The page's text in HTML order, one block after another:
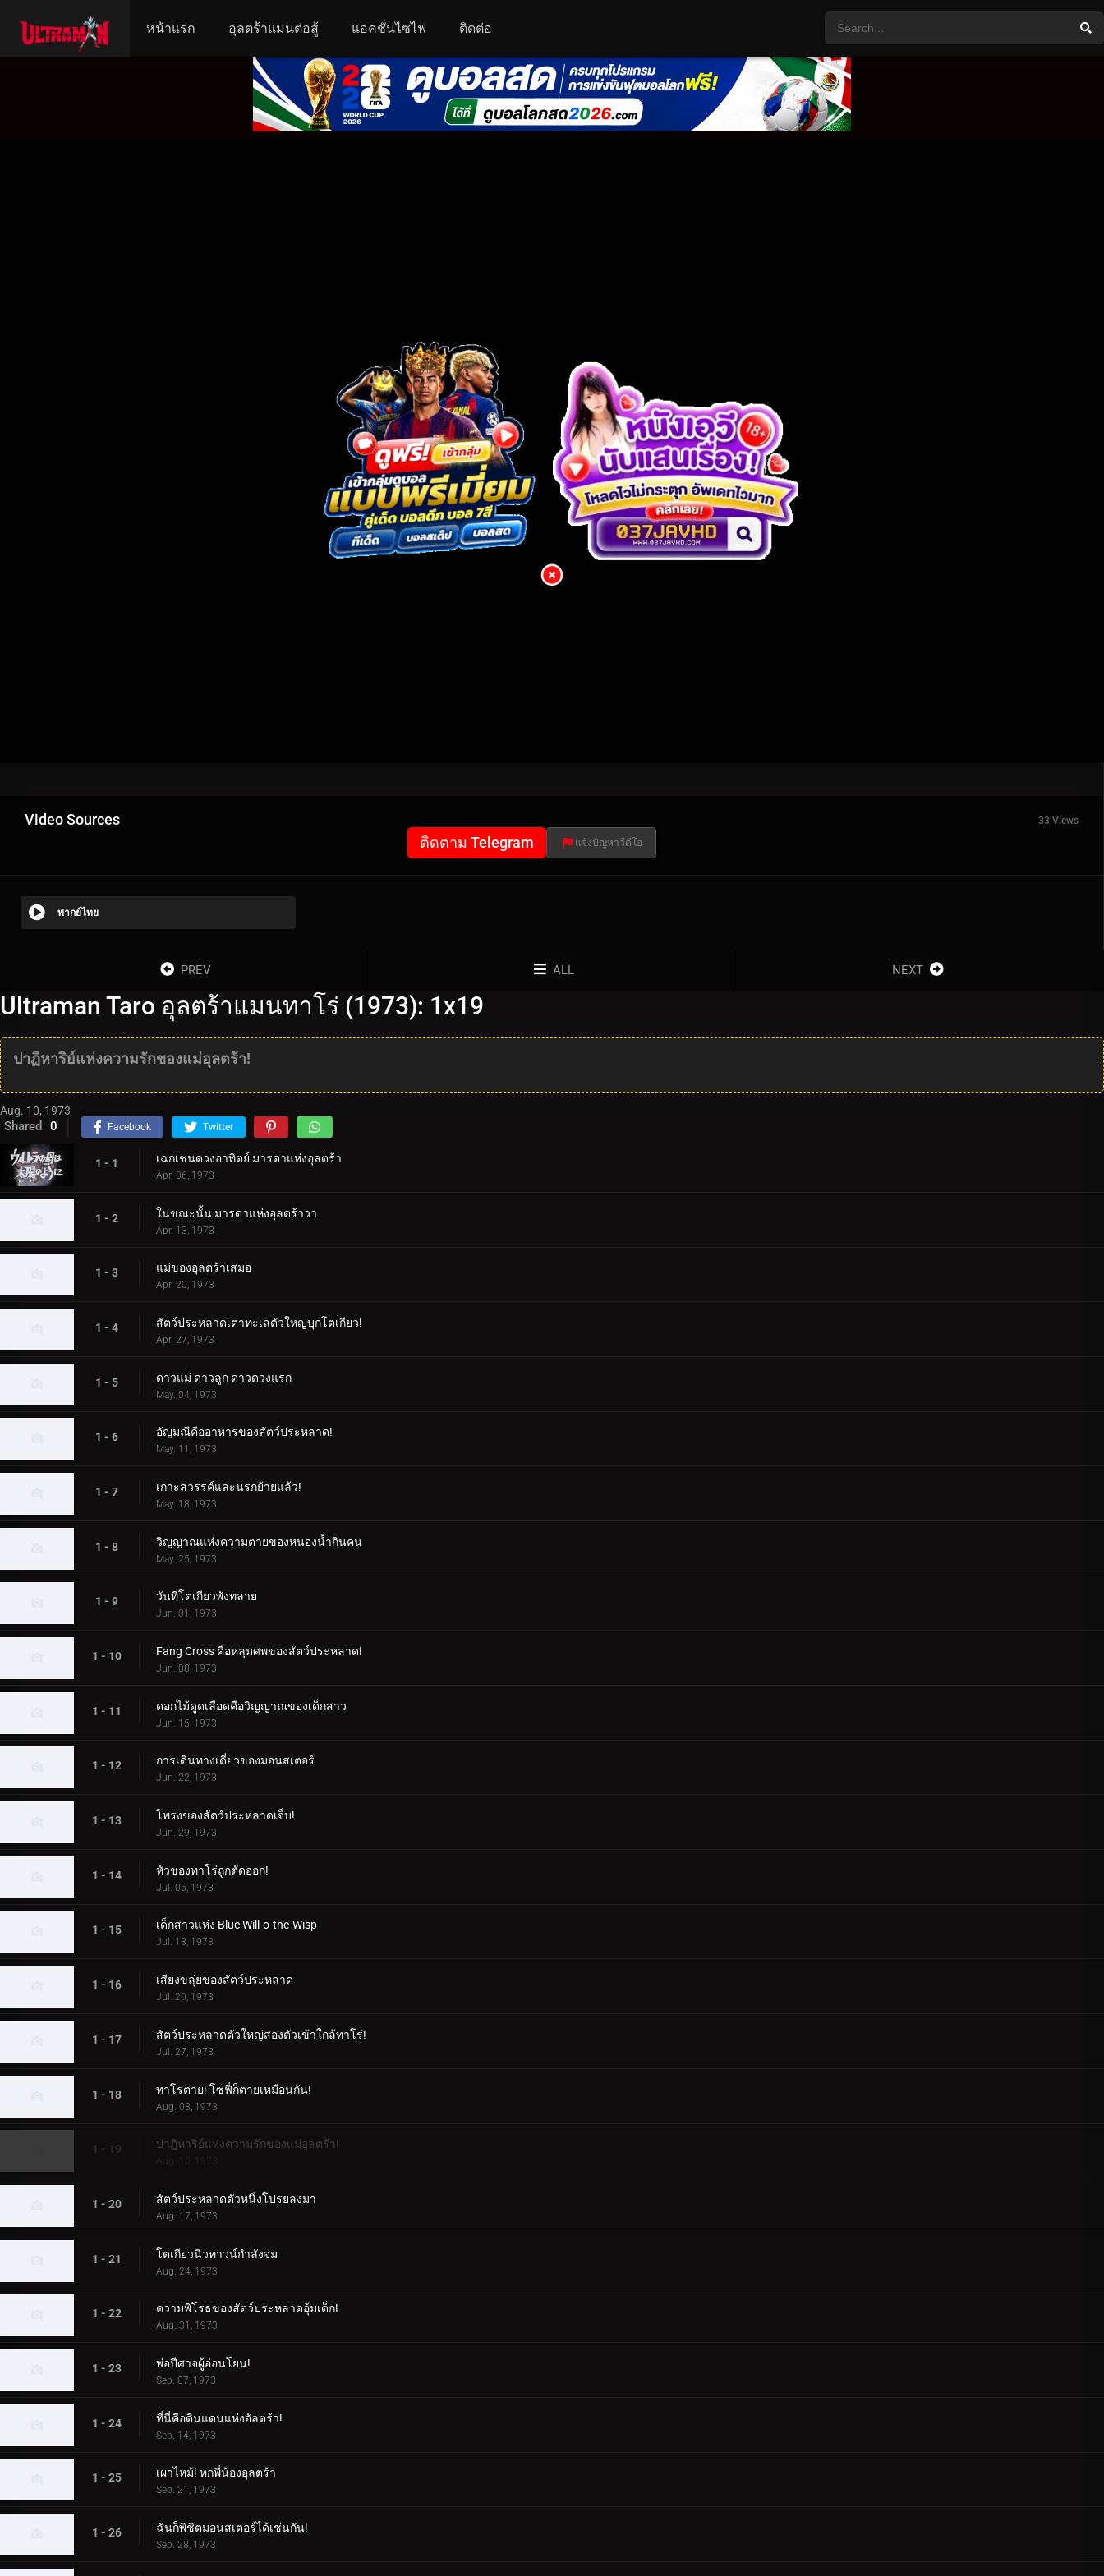
หน้าแรก อุลตร้าแมนต่อสู้ แอคชั่นไซไฟ ติดต่อ
Video Sources 33 Views
ติดตาม Telegram แจ้งปัญหาวีดีโอ
พากย์ไทย
PREV ALL NEXT
Ultraman Taro อุลตร้าแมนทาโร่ (1973): 1x19
ปาฏิหาริย์แห่งความรักของแม่อุลตร้า!
Aug. 10, 1973
Shared 0 Facebook Twitter
1 - 1 เฉกเช่นดวงอาทิตย์ มารดาแห่งอุลตร้า
Apr. 06, 1973
1 - 2 ในขณะนั้น มารดาแห่งอุลตร้าวา
Apr. 13, 1973
1 - 3 แม่ของอุลตร้าเสมอ
Apr. 20, 1973
1 - 4 สัตว์ประหลาดเต่าทะเลตัวใหญ่บุกโตเกียว!
Apr. 27, 1973
1 - 5 ดาวแม่ ดาวลูก ดาวดวงแรก
May. 04, 1973
1 - 6 อัญมณีคืออาหารของสัตว์ประหลาด!
May. 11, 1973
1 - 7 เกาะสวรรค์และนรกย้ายแล้ว!
May. 18, 1973
1 - 8 วิญญาณแห่งความตายของหนองน้ำกินคน
May. 25, 1973
1 - 9 วันที่โตเกียวพังทลาย
Jun. 01, 1973
1 - 10 Fang Cross คือหลุมศพของสัตว์ประหลาด!
Jun. 08, 1973
1 - 11 ดอกไม้ดูดเลือดคือวิญญาณของเด็กสาว
Jun. 15, 1973
1 - 12 การเดินทางเดี่ยวของมอนสเตอร์
Jun. 22, 1973
1 - 13 โพรงของสัตว์ประหลาดเจ็บ!
Jun. 29, 1973
1 - 14 หัวของทาโร่ถูกตัดออก!
Jul. 06, 1973
1 - 15 เด็กสาวแห่ง Blue Will-o-the-Wisp
Jul. 13, 1973
1 - 16 เสียงขลุ่ยของสัตว์ประหลาด
Jul. 20, 1973
1 - 17 สัตว์ประหลาดตัวใหญ่สองตัวเข้าใกล้ทาโร่!
Jul. 27, 1973
1 - 18 ทาโร่ตาย! โซฟี่ก็ตายเหมือนกัน!
Aug. 03, 1973
1 - 19 ปาฏิหาริย์แห่งความรักของแม่อุลตร้า!
Aug. 10, 1973
1 - 20 สัตว์ประหลาดตัวหนึ่งโปรยลงมา
Aug. 17, 1973
1 - 21 โตเกียวนิวทาวน์กำลังจม
Aug. 24, 1973
1 - 22 ความพิโรธของสัตว์ประหลาดอุ้มเด็ก!
Aug. 31, 1973
1 - 23 พ่อปีศาจผู้อ่อนโยน!
Sep. 07, 1973
1 - 24 ที่นี่คือดินแดนแห่งอัลตร้า!
Sep. 14, 1973
1 - 25 เผาไหม้! หกพี่น้องอุลตร้า
Sep. 21, 1973
1 - 26 ฉันก็พิชิตมอนสเตอร์ได้เช่นกัน!
Sep. 28, 1973